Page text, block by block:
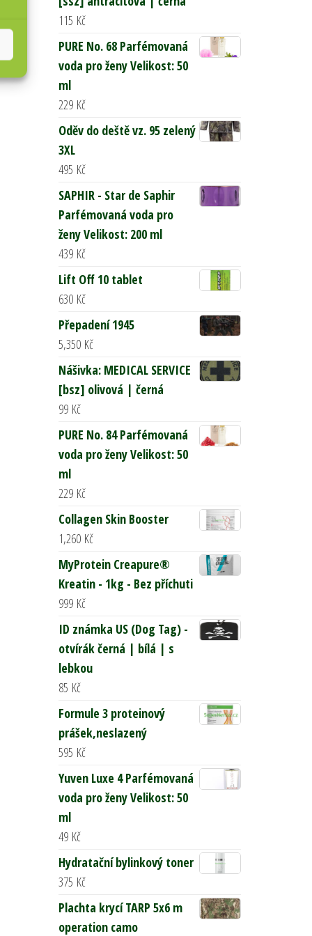
115 Kč
PURE No. 68 Parfémovaná
voda pro ženy Velikost: 50
ml
229 Kč
Oděv do deště vz. 95 zelený
3XL
495 Kč
SAPHIR - Star de Saphir
Parfémovaná voda pro
ženy Velikost: 200 ml
439 Kč
Lift Off 10 tablet
630 Kč
Přepadení 1945
5,350 Kč
Nášivka: MEDICAL SERVICE
[bsz] olivová | černá
99 Kč
PURE No. 84 Parfémovaná
voda pro ženy Velikost: 50
ml
229 Kč
Collagen Skin Booster
1,260 Kč
MyProtein Creapure®
Kreatin - 1kg - Bez příchuti
999 Kč
ID známka US (Dog Tag) -
otvírák černá | bílá | s
lebkou
85 Kč
Formule 3 proteinový
prášek,neslazený
595 Kč
Yuven Luxe 4 Parfémovaná
voda pro ženy Velikost: 50
ml
49 Kč
Hydratační bylinkový toner
375 Kč
Plachta krycí TARP 5x6 m
operation camo